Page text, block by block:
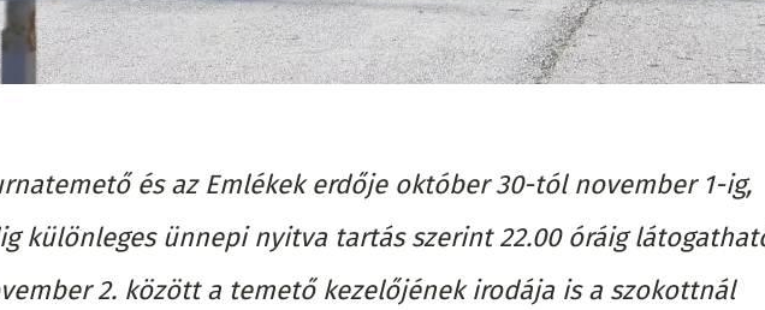
és az Emlékek erdője október 30-tól november 1-ig,
különleges ünnepi nyitva tartás szerint 22.00 óráig
2. között a temető kezelőjének irodája is a szokottnál